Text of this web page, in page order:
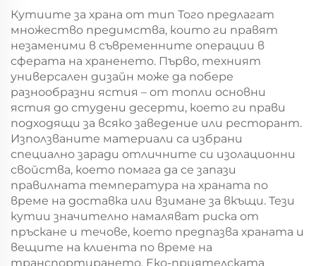
за екранна печат за
Нова година/
Кристемас, упаковка
за транспорт на
храна
Кутиите за храна от тип Того предлагат
множество предимства, които ги правят
незаменими в съвременните операции в
сферата на храненето. Първо, техният
универсален дизайн може да побере
разнообразни ястия – от топли основни
ястия до студени десерти, което ги прави
подходящи за всяко заведение или ресторант.
Използваните материали са избрани
специално заради отличните си изолационни
свойства, което помага да се запази
правилната температура на храната по
време на доставка или взимане за вкъщи. Тези
кутии значително намаляват риска от
пръскане и течове, което предпазва храната и
вещите на клиента по време на
транспортирането. Еко-приятелската